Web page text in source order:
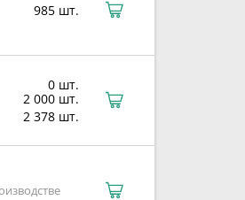
985 шт.
0 шт.
2 000 шт.
2 378 шт.